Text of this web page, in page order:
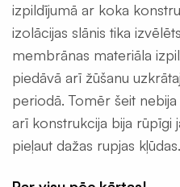
izpildījumā ar koka
izolācijas slānis tika
membrānas materiāla
piedāvā arī žūšanu
periodā. Tomēr šeit
arī konstrukcija bija rūpīgi
pieļaut dažas rupjas kļūdas.
lentas
Fasādes
lentas
EPDM
Terases
lentas
EPDM